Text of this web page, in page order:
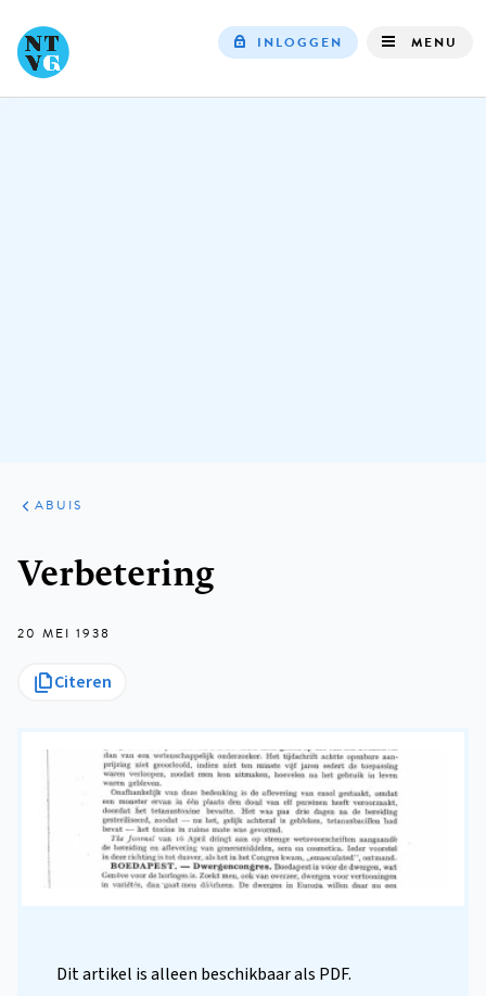
INLOGGEN MENU
ARTIKELEN
VARIA
ABUIS
Verbetering
20 MEI 1938
Citeren
Dit artikel is alleen beschikbaar als PDF.